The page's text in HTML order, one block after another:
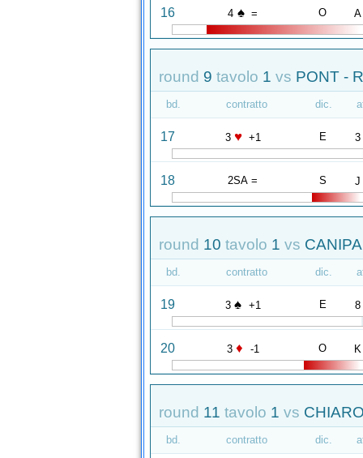
16 4 ♠ = O A
round 9 tavolo 1 vs PONT -
bd. contratto dic.
17 3 ♥ +1 E 3
18 2SA = S J
round 10 tavolo 1 vs
bd. contratto dic.
19 3 ♠ +1 E 8
20 3 ♦ -1 O K
round 11 tavolo 1 vs
bd. contratto dic.